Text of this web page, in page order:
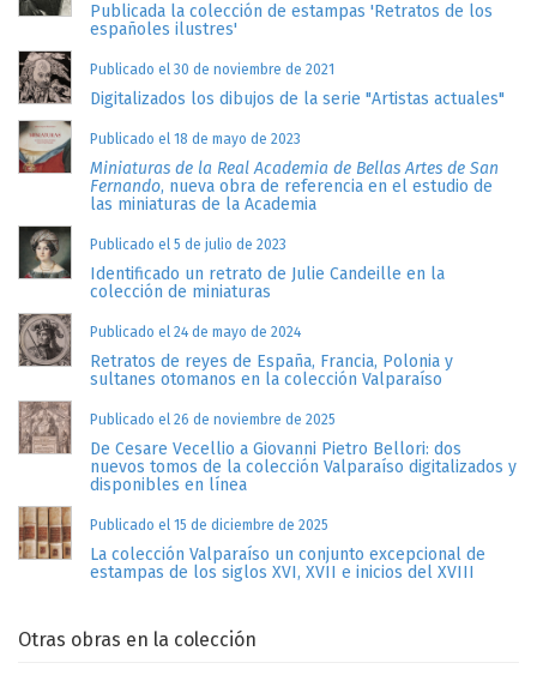
Publicada la colección de estampas 'Retratos de los
españoles ilustres'
Publicado el 30 de noviembre de 2021
Digitalizados los dibujos de la serie "Artistas actuales"
Publicado el 18 de mayo de 2023
Miniaturas de la Real Academia de Bellas Artes de San
Fernando, nueva obra de referencia en el estudio de
las miniaturas de la Academia
Publicado el 5 de julio de 2023
Identificado un retrato de Julie Candeille en la
colección de miniaturas
Publicado el 24 de mayo de 2024
Retratos de reyes de España, Francia, Polonia y
sultanes otomanos en la colección Valparaíso
Publicado el 26 de noviembre de 2025
De Cesare Vecellio a Giovanni Pietro Bellori: dos
nuevos tomos de la colección Valparaíso digitalizados y
disponibles en línea
Publicado el 15 de diciembre de 2025
La colección Valparaíso un conjunto excepcional de
estampas de los siglos XVI, XVII e inicios del XVIII
Otras obras en la colección